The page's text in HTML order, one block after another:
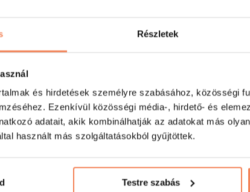
Részletek
és hirdetések személyre szabásához, közösségi
Ezenkívül közösségi média-, hirdető- és
adatait, akik kombinálhatják az adatokat más
használt más szolgáltatásokból gyűjtöttek.
Testre szabás